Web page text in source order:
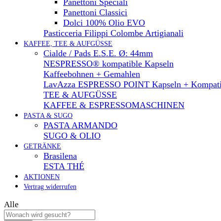
Panettoni Speciali
Panettoni Classici
Dolci 100% Olio EVO
Pasticceria Filippi Colombe Artigianali
KAFFEE, TEE & AUFGÜSSE
Cialde / Pads E.S.E. Ø: 44mm
NESPRESSO® kompatible Kapseln
Kaffeebohnen + Gemahlen
LavAzza ESPRESSO POINT Kapseln +
TEE & AUFGÜSSE
KAFFEE & ESPRESSOMASCHINEN
PASTA & SUGO
PASTA ARMANDO
SUGO & OLIO
GETRÄNKE
Brasilena
ESTA THÉ
AKTIONEN
Vertrag widerrufen
Alle